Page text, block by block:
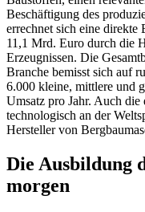
Beschäftigung des
errechnet sich eine
11,1 Mrd. Euro durch die
Erzeugnissen. Die
Branche bemisst sich auf
6.000 kleine, mittlere und
Umsatz pro Jahr. Auch die
technologisch an der
Hersteller von
Die Ausbildung
morgen